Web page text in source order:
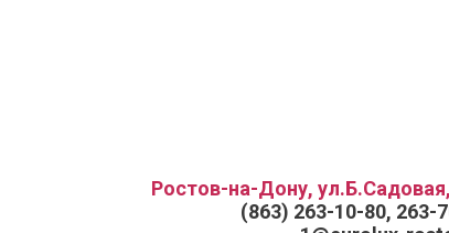
Ростов-на-Дону,
(863) 263-10-80, 263-